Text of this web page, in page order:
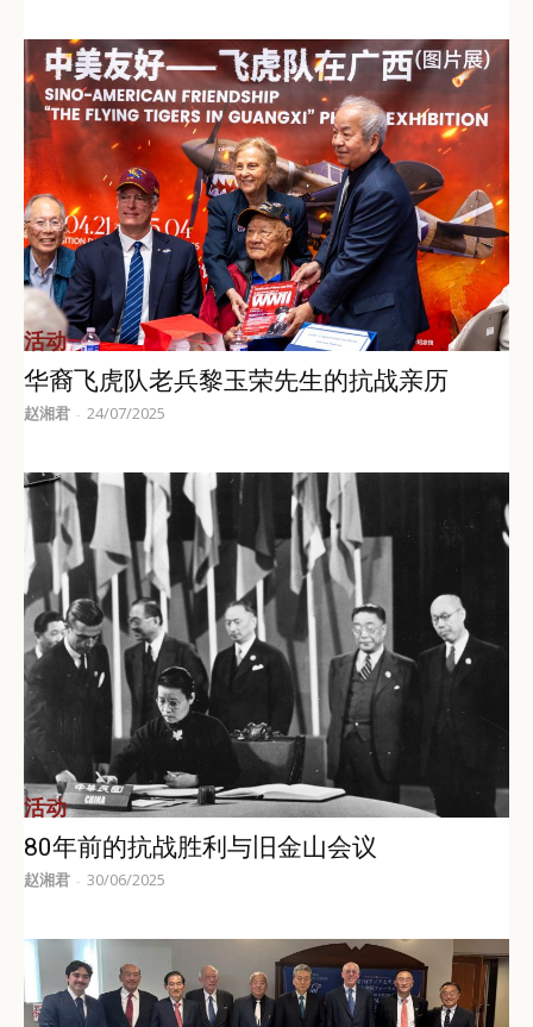
活动
华裔飞虎队老兵黎玉荣先生的抗战亲历
赵湘君 - 24/07/2025
活动
80年前的抗战胜利与旧金山会议
赵湘君 - 30/06/2025